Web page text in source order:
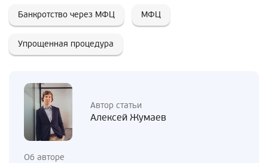
Банкротство через МФЦ
МФЦ
Упрощенная процедура
Автор статьи
Алексей Жумаев
Об авторе